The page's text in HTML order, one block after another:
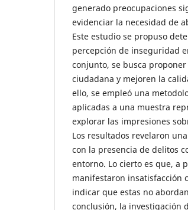
generado preocupaciones
evidenciar la necesidad de
Este estudio se propuso
percepción de inseguridad
conjunto, se busca
ciudadana y mejoren la
ello, se empleó una
aplicadas a una muestra
explorar las impresiones
Los resultados revelaron
con la presencia de delitos
entorno. Lo cierto es que, a
manifestaron insatisfacción
indicar que estas no
conclusión, la investigación